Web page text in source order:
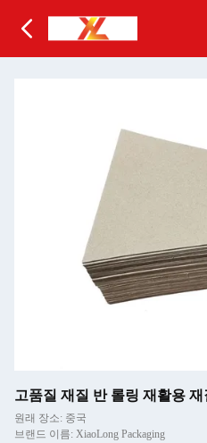
고품질 재질 반 롤링 재활용
원래 장소: 중국
브랜드 이름: XiaoLong Packaging